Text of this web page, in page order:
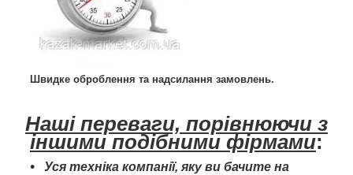
Швидке оброблення та надсилання замовлень.
Наші переваги, порівнюючи з
іншими подібними фірмами:
Уся техніка компанії, яку ви бачите на